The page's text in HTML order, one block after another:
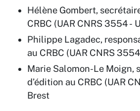
Hélène Gombert,
CRBC (UAR CNRS 3554 -
Philippe Lagadec,
au CRBC (UAR CNRS
Marie Salomon-Le Moign,
d’édition au CRBC (UAR
Brest